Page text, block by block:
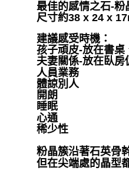
最佳的感情之石-粉
尺寸約38 x 24 x
建議感受時機：
孩子頑皮-放在書桌
夫妻關係-放在臥房
人員業務
體諒別人
開朗
睡眠
心通
稀少性
粉晶簇沿著石英骨
但在尖端處的晶型